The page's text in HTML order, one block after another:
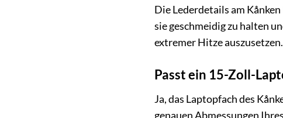
Die Lederdetails am
sie geschmeidig zu halten
extremer Hitze auszusetzen.
Passt ein 15-Zoll-
Ja, das Laptopfach des
genauen Abmessungen